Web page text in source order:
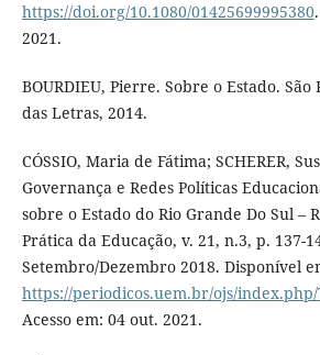
https://doi.org/10.1080/01425699995380
2021.
BOURDIEU, Pierre. Sobre o Estado.
das Letras, 2014.
CÓSSIO, Maria de Fátima; SCHERER,
Governança e Redes Políticas
sobre o Estado do Rio Grande Do Sul –
Prática da Educação, v. 21, n.3, p. 137-
Setembro/Dezembro 2018. Disponível
https://periodicos.uem.br/ojs/
Acesso em: 04 out. 2021.